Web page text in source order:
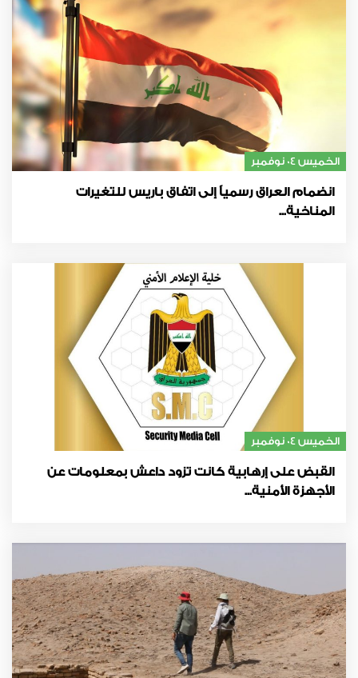
الخميس 04 نوفمبر
انضمام العراق رسمياً إلى اتفاق باريس للتغيرات
المناخية...
الخميس 04 نوفمبر
القبض على إرهابية كانت تزود داعش بمعلومات عن
الأجهزة الأمنية...